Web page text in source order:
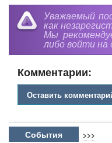
Уважаемый
как
Мы
либо войти на
Комментарии:
Оставить
События >>>